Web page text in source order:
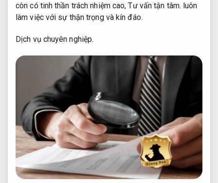
còn có tinh thần trách nhiệm cao,Tư vấn tận tâm. luôn
làm việc với sự thận trọng và kín đáo.
Dịch vụ chuyên nghiệp.